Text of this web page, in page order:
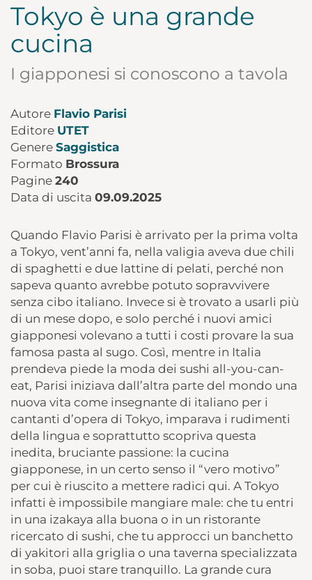
Tokyo è una grande
cucina
I giapponesi si conoscono a tavola
Autore Flavio Parisi
Editore UTET
Genere Saggistica
Formato Brossura
Pagine 240
Data di uscita 09.09.2025
Quando Flavio Parisi è arrivato per la prima volta
a Tokyo, vent’anni fa, nella valigia aveva due chili
di spaghetti e due lattine di pelati, perché non
sapeva quanto avrebbe potuto sopravvivere
senza cibo italiano. Invece si è trovato a usarli più
di un mese dopo, e solo perché i nuovi amici
giapponesi volevano a tutti i costi provare la sua
famosa pasta al sugo. Così, mentre in Italia
prendeva piede la moda dei sushi all-you-can-
eat, Parisi iniziava dall’altra parte del mondo una
nuova vita come insegnante di italiano per i
cantanti d’opera di Tokyo, imparava i rudimenti
della lingua e soprattutto scopriva questa
inedita, bruciante passione: la cucina
giapponese, in un certo senso il “vero motivo”
per cui è riuscito a mettere radici qui. A Tokyo
infatti è impossibile mangiare male: che tu entri
in una izakaya alla buona o in un ristorante
ricercato di sushi, che tu approcci un banchetto
di yakitori alla griglia o una taverna specializzata
in soba, puoi stare tranquillo. La grande cura